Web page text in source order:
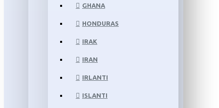
GHANA
HONDURAS
IRAK
IRAN
IRLANTI
ISLANTI